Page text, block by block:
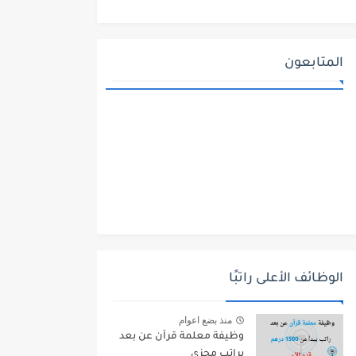
المتابعون
الوظائف الأعلى راتبًا
منذ بضع اعوام
وظيفة معلمة قرآن عن بعد